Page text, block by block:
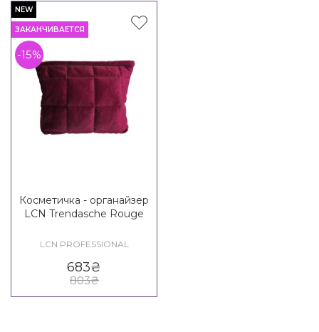
NEW
ЗАКАНЧИВАЕТСЯ
-15%
Косметичка - органайзер
LCN Trendasche Rouge
LCN PROFESSIONAL
683₴
803₴